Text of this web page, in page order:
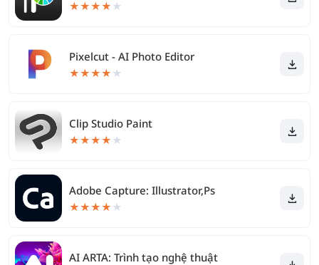
★★★★ ★
Pixelcut - AI Photo Editor
★★★★ ★
Clip Studio Paint
★★★★ ★
Adobe Capture: Illustrator,Ps
★★★★ ★
AI ARTA: Trình tạo nghệ thuật